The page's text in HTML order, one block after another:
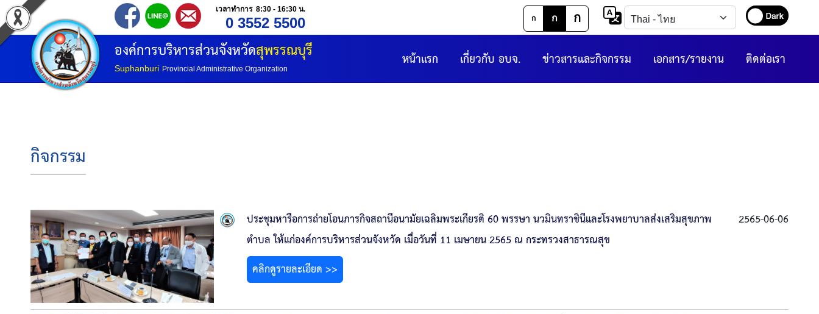
เวลาทำการ 8:30 - 16:30 น.
0 3552 5500 ก ก ก
องค์การบริหารส่วนจังหวัดสุพรรณบุรี
Suphanburi Provincial Administrative Organization ติดต่อเรา
เอกสาร/รายงาน
ข่าวสารและกิจกรรม
เกี่ยวกับ อบจ.
หน้าแรก
กิจกรรม
ประชุมหารือการถ่ายโอนภารกิจสถานีอนามัยเฉลิมพระเกียรติ 60 พรรษา นวมินทราชินีและโรงพยาบาลส่งเสริมสุขภาพ
ตำบล ให้แก่องค์การบริหารส่วนจังหวัด เมื่อวันที่ 11 เมษายน 2565 ณ กระทรวงสาธารณสุข
คลิกดูรายละเอียด >>
2565-06-06